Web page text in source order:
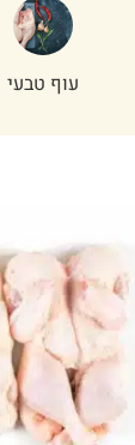
עוף טבעי